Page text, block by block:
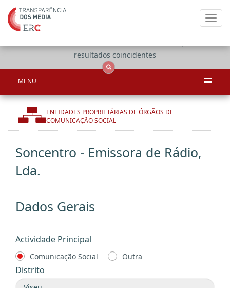
resultados coincidentes
MENU
ENTIDADES PROPRIETÁRIAS DE ÓRGÃOS DE
COMUNICAÇÃO SOCIAL
Soncentro - Emissora de Rádio,
Lda.
Dados Gerais
Actividade Principal
Comunicação Social Outra
Distrito